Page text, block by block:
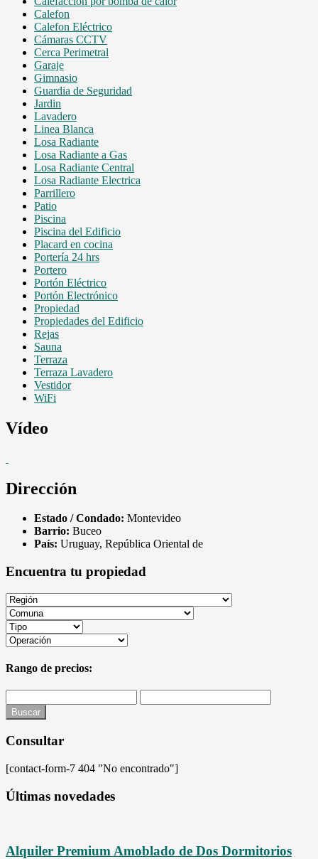
Calefon
Calefon Eléctrico
Cámaras CCTV
Cerca Perimetral
Garaje
Gimnasio
Guardia de Seguridad
Jardin
Lavadero
Linea Blanca
Losa Radiante
Losa Radiante a Gas
Losa Radiante Central
Losa Radiante Electrica
Parrillero
Patio
Piscina
Piscina del Edificio
Placard en cocina
Portería 24 hrs
Portero
Portón Eléctrico
Portón Electrónico
Propiedad
Propiedades del Edificio
Rejas
Sauna
Terraza
Terraza Lavadero
Vestidor
WiFi
Vídeo
Dirección
Estado / Condado: Montevideo
Barrio: Buceo
País: Uruguay, República Oriental de
Encuentra tu propiedad
Rango de precios:
Buscar
Consultar
[contact-form-7 404 "No encontrado"]
Últimas novedades
Alquiler Premium Amoblado de Dos Dormitorios